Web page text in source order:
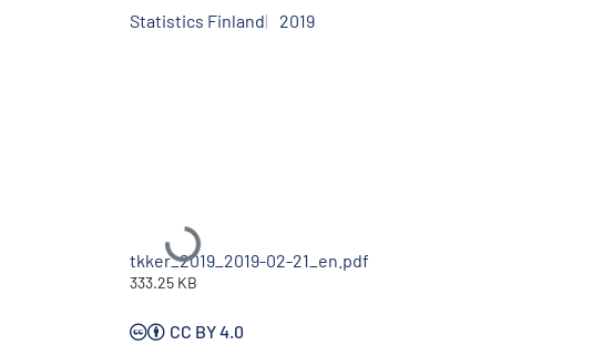
Statistics Finland 2019
Ladataan...
tkker_2019_2019-02-21_en.pdf
333.25 KB
CC BY 4.0